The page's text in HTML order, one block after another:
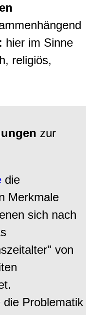
hier im Sinne
religiös,
zur
die
Merkmale
sich nach
von
die Problematik